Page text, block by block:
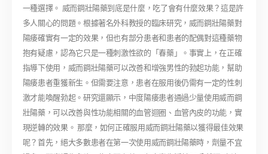
一種選擇。 威而鋼壯陽藥到底是什麼，吃了會有什麼效果？這是許
多人關心的問題。根據著名外科教授的臨床研究，威而鋼壯陽藥對
陽痿確實有一定的效果，但也有部分患者和患者的配偶對這種藥物
抱有疑慮，認為它只是一種刺激性欲的「春藥」。事實上，在正確
指導下使用，威而鋼壯陽藥可以改善和增強男性的勃起功能，幫助
陽痿患者重獲新生。但需要注意，患者在服用後仍需有一定的性刺
激才能喚醒勃起。研究還顯示，中度陽痿患者通過少量使用威而鋼
壯陽藥，可以改善與性功能相關的血管迴圈、血管內皮的功能，實
現逆轉的效果。 那麼，如何正確服用威而鋼壯陽藥以獲得最佳效果
呢？首先，絕大多數患者在第一次使用威而鋼壯陽藥時，劑量不宜